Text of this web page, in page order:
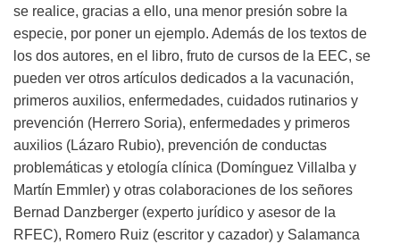
se realice, gracias a ello, una menor presión sobre la
especie, por poner un ejemplo. Además de los textos de
los dos autores, en el libro, fruto de cursos de la EEC, se
pueden ver otros artículos dedicados a la vacunación,
primeros auxilios, enfermedades, cuidados rutinarios y
prevención (Herrero Soria), enfermedades y primeros
auxilios (Lázaro Rubio), prevención de conductas
problemáticas y etología clínica (Domínguez Villalba y
Martín Emmler) y otras colaboraciones de los señores
Bernad Danzberger (experto jurídico y asesor de la
RFEC), Romero Ruiz (escritor y cazador) y Salamanca